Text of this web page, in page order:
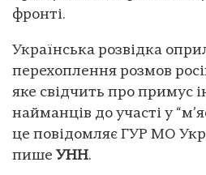
фронті.
Українська розвідка
перехоплення розмов
яке свідчить про примус
найманців до участі у
це повідомляє ГУР МО
пише УНН.